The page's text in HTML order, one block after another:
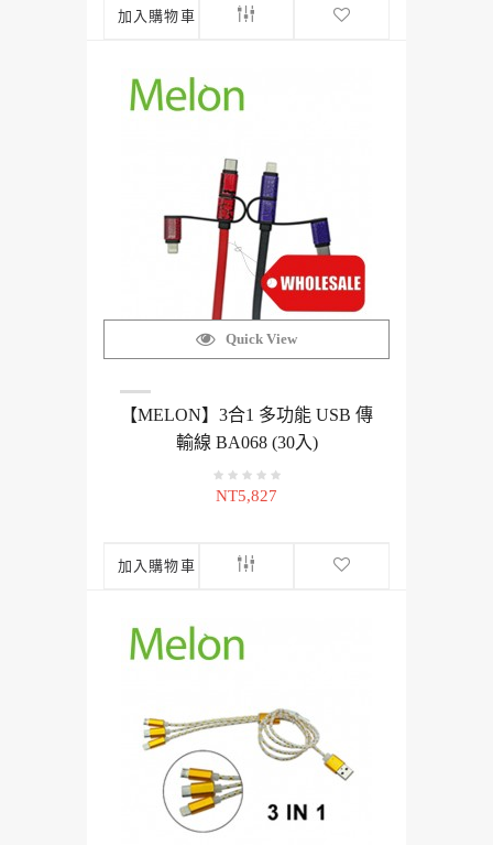
加入購物車
Quick View
【MELON】3合1 多功能 USB 傳
輸線 BA068 (30入)
NT5,827
加入購物車